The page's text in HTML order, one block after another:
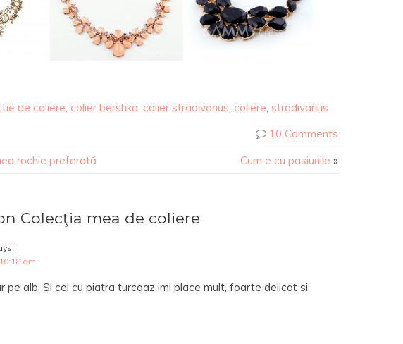
de coliere, colier bershka, colier stradivarius, coliere, stradivarius
10 Comments
rochie preferată Cum e cu pasiunile »
Colecţia mea de coliere
am
pe alb. Si cel cu piatra turcoaz imi place mult, foarte delicat si